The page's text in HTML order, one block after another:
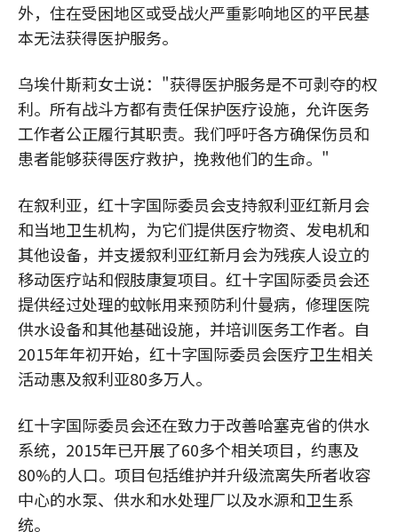
外，住在受困地区或受战火严重影响地区的平民基
本无法获得医护服务。
乌埃什斯莉女士说："获得医护服务是不可剥夺的权
利。所有战斗方都有责任保护医疗设施，允许医务
工作者公正履行其职责。我们呼吁各方确保伤员和
患者能够获得医疗救护，挽救他们的生命。"
在叙利亚，红十字国际委员会支持叙利亚红新月会
和当地卫生机构，为它们提供医疗物资、发电机和
其他设备，并支援叙利亚红新月会为残疾人设立的
移动医疗站和假肢康复项目。红十字国际委员会还
提供经过处理的蚊帐用来预防利什曼病，修理医院
供水设备和其他基础设施，并培训医务工作者。自
2015年年初开始，红十字国际委员会医疗卫生相关
活动惠及叙利亚80多万人。
红十字国际委员会还在致力于改善哈塞克省的供水
系统，2015年已开展了60多个相关项目，约惠及
80%的人口。项目包括维护并升级流离失所者收容
中心的水泵、供水和水处理厂以及水源和卫生系
统。